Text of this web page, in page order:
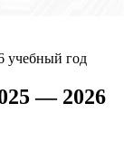
учебный год
— 2026